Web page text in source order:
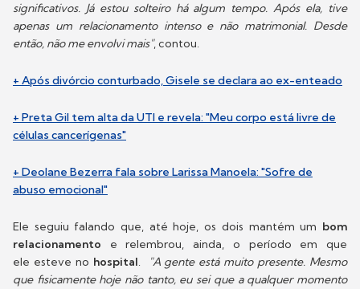
significativos. Já estou solteiro há algum tempo. Após ela, tive
apenas um relacionamento intenso e não matrimonial. Desde
então, não me envolvi mais", contou.
+ Após divórcio conturbado, Gisele se declara ao ex-enteado
+ Preta Gil tem alta da UTI e revela: "Meu corpo está livre de
células cancerígenas"
+ Deolane Bezerra fala sobre Larissa Manoela: "Sofre de
abuso emocional"
Ele seguiu falando que, até hoje, os dois mantém um bom
relacionamento e relembrou, ainda, o período em que
ele esteve no hospital.
"A gente está muito presente. Mesmo
que fisicamente hoje não tanto, eu sei que a qualquer momento